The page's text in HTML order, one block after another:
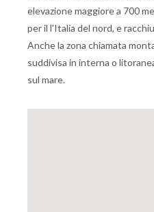
elevazione maggiore a 700
per il l'Italia del nord, e
Anche la zona chiamata
suddivisa in interna o
sul mare.